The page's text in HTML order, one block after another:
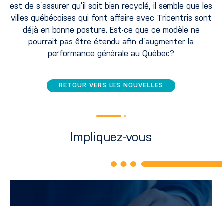
est de s’assurer qu’il soit bien recyclé, il semble que les
villes québécoises qui font affaire avec Tricentris sont
déjà en bonne posture. Est-ce que ce modèle ne
pourrait pas être étendu afin d’augmenter la
performance générale au Québec?
RETOUR VERS LES NOUVELLES
Impliquez-vous